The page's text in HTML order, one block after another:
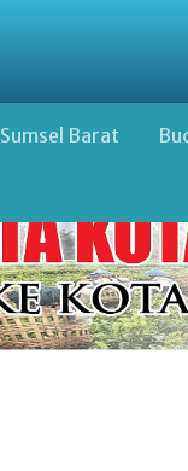
Sumsel Barat